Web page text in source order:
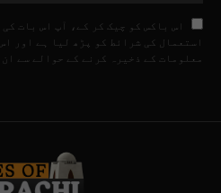
اس باکس کو چیک کر کے، آپ اس بات
استعمال کی شرائط کو پڑھ لیا ہے اور
معلومات کے ذخیرہ کرنے کے حوالے سے ان